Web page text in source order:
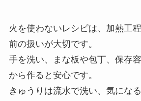
火を使わないレシピは、加熱工
前の扱いが大切です。
手を洗い、まな板や包丁、保存
から作ると安心です。
きゅうりは流水で洗い、気にな